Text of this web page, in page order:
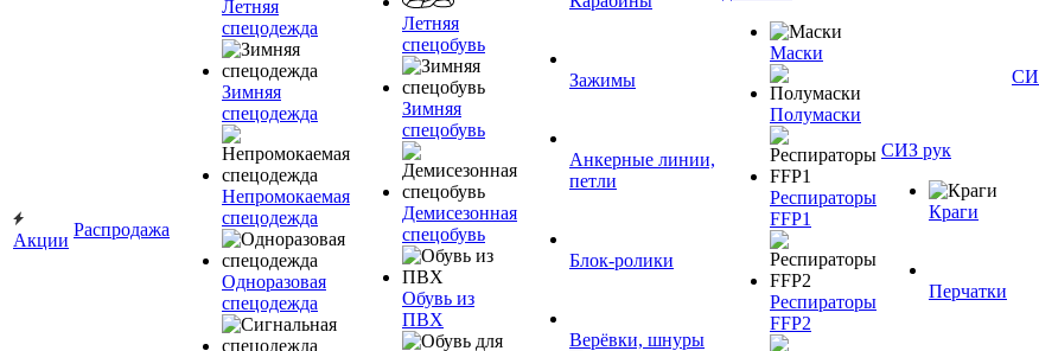
Акции
Распродажа
Летняя
спецодежда
Зимняя
спецодежда
Непромокаемая
спецодежда
Одноразовая
спецодежда
Летняя
спецобувь
Зимняя
спецобувь
Демисезонная
спецобувь
Обувь из
ПВХ
Зажимы
Анкерные линии,
петли
Блок-ролики
Верёвки, шнуры
Маски
Полумаски
Респираторы
FFP1
Респираторы
FFP2
СИЗ рук
Краги
Перчатки